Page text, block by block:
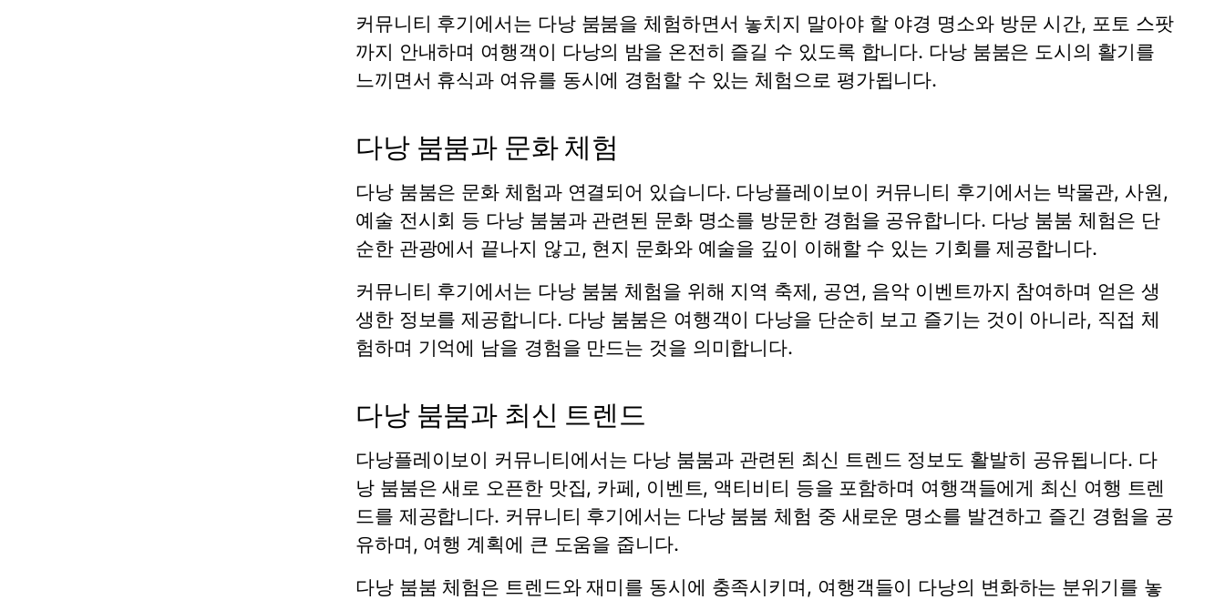
커뮤니티 후기에서는 다낭 붐붐을 체험하면서 놓치지 말아야 할 야경 명소와 방문 시간, 포토 스팟
까지 안내하며 여행객이 다낭의 밤을 온전히 즐길 수 있도록 합니다. 다낭 붐붐은 도시의 활기를
느끼면서 휴식과 여유를 동시에 경험할 수 있는 체험으로 평가됩니다.
다낭 붐붐과 문화 체험
다낭 붐붐은 문화 체험과 연결되어 있습니다. 다낭플레이보이 커뮤니티 후기에서는 박물관, 사원,
예술 전시회 등 다낭 붐붐과 관련된 문화 명소를 방문한 경험을 공유합니다. 다낭 붐붐 체험은 단
순한 관광에서 끝나지 않고, 현지 문화와 예술을 깊이 이해할 수 있는 기회를 제공합니다.
커뮤니티 후기에서는 다낭 붐붐 체험을 위해 지역 축제, 공연, 음악 이벤트까지 참여하며 얻은 생
생한 정보를 제공합니다. 다낭 붐붐은 여행객이 다낭을 단순히 보고 즐기는 것이 아니라, 직접 체
험하며 기억에 남을 경험을 만드는 것을 의미합니다.
다낭 붐붐과 최신 트렌드
다낭플레이보이 커뮤니티에서는 다낭 붐붐과 관련된 최신 트렌드 정보도 활발히 공유됩니다. 다
낭 붐붐은 새로 오픈한 맛집, 카페, 이벤트, 액티비티 등을 포함하며 여행객들에게 최신 여행 트렌
드를 제공합니다. 커뮤니티 후기에서는 다낭 붐붐 체험 중 새로운 명소를 발견하고 즐긴 경험을 공
유하며, 여행 계획에 큰 도움을 줍니다.
다낭 붐붐 체험은 트렌드와 재미를 동시에 충족시키며, 여행객들이 다낭의 변화하는 분위기를 놓